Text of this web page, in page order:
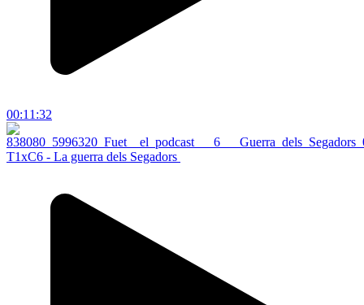
00:11:32
T1xC6 - La guerra dels Segadors